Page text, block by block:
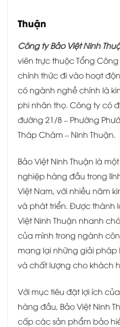
Thuận
Công ty Bảo Việt Ninh
viên trực thuộc Tổng Công
chính thức đi vào hoạt
có ngành nghề chính là
phi nhân thọ. Công ty có
đường 21/8 – Phường
Tháp Chàm – Ninh Thuận.
Bảo Việt Ninh Thuận là
nghiệp hàng đầu trong
Việt Nam, với nhiều năm
và phát triển. Được thành
Việt Ninh Thuận nhanh
của mình trong ngành
mang lại những giải
và chất lượng cho khách
Với mục tiêu đặt lợi ích
hàng đầu, Bảo Việt Ninh
cấp các sản phẩm bảo